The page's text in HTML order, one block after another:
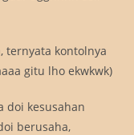
ternyata kontolnya
gitu lho ekwkwk)
doi kesusahan
berusaha,